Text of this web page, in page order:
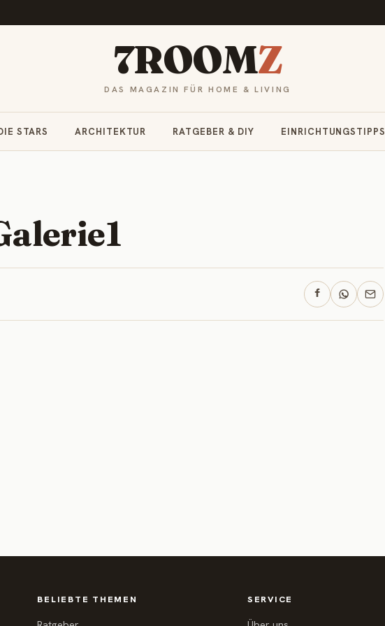
7ROOMZ
DAS MAGAZIN FÜR HOME & LIVING
STARS ARCHITEKTUR RATGEBER & DIY EINRICHTUNGSTIPPS
BELIEBTE THEMEN SERVICE